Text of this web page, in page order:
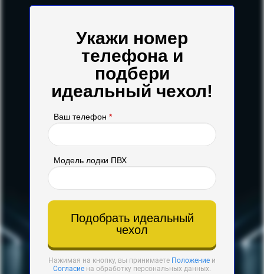
Укажи номер
телефона и
подбери
идеальный чехол!
Ваш телефон *
Модель лодки ПВХ
Подобрать идеальный
чехол
Нажимая на кнопку, вы принимаете Положение и
Согласие на обработку персональных данных.